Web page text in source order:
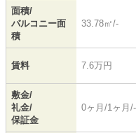
面積/
バルコニー面
積
33.78㎡/-
賃料 7.6万円
敷金/
礼金/
保証金
0ヶ月/1ヶ月/-